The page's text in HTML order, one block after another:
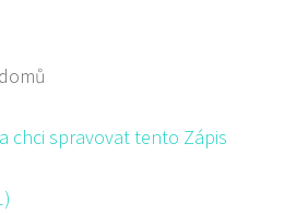
chci spravovat tento Zápis